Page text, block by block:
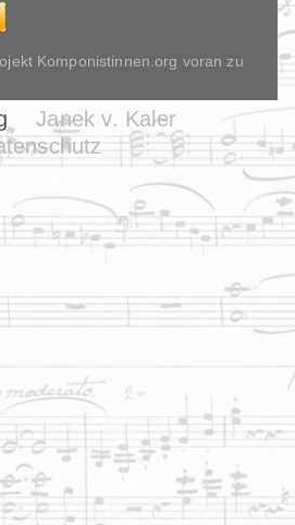
Komponistinnen.org voran zu
Janek v. Kaler